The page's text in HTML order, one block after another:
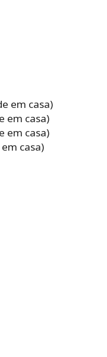
em casa)
em casa)
em casa)
casa)